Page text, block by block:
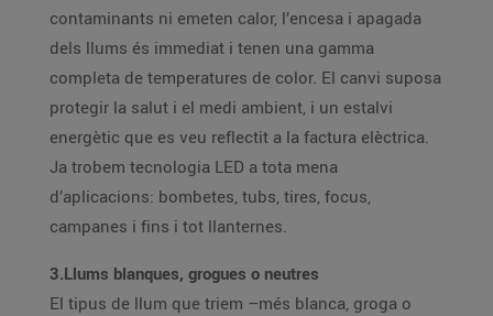
contaminants ni emeten calor, l’encesa i apagada
dels llums és immediat i tenen una gamma
completa de temperatures de color. El canvi suposa
protegir la salut i el medi ambient, i un estalvi
energètic que es veu reflectit a la factura elèctrica.
Ja trobem tecnologia LED a tota mena
d’aplicacions: bombetes, tubs, tires, focus,
campanes i fins i tot llanternes.
3.Llums blanques, grogues o neutres
El tipus de llum que triem –més blanca, groga o